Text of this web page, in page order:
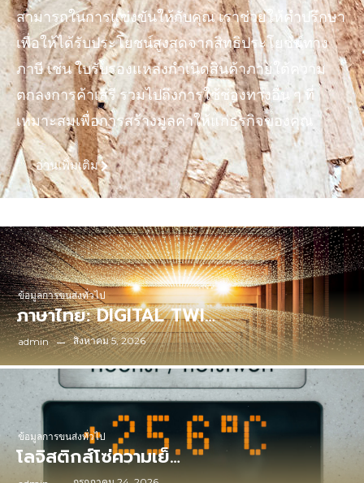
สามารถในการแข่งขันให้กับคุณ เราช่วยให้คำปรึกษา
เพื่อให้ได้รับประโยชน์สูงสุดจากสิทธิประโยชน์ทาง
ภาษี เช่น ใบรับรองแหล่งกำเนิดสินค้าภายใต้ความ
ตกลงการค้าเสรี รวมไปถึงการใช้ช่องทางอื่น ๆ ที่
เหมาะสมเพื่อการสร้างมูลค่าให้แก่ธุรกิจของคุณ
อ่านเพิ่มเติม
ข้อมูลการขนส่งทั่วไป
ภาษาไทย: DIGITAL TWI…
admin สิงหาคม 5, 2026
ข้อมูลการขนส่งทั่วไป
โลจิสติกส์โซ่ความเย็…